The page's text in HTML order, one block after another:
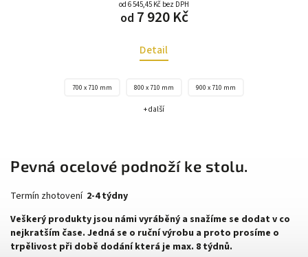
od 6 545,45 Kč bez DPH
od 7 920 Kč
Detail
700 x 710 mm 800 x 710 mm 900 x 710 mm
+ další
Pevná ocelové podnoží ke stolu.
Termín zhotovení 2-4 týdny
Veškerý produkty jsou námi vyráběný a snažíme se dodat v co
nejkratším čase. Jedná se o ruční výrobu a proto prosíme o
trpělivost při době dodání která je max. 8 týdnů.